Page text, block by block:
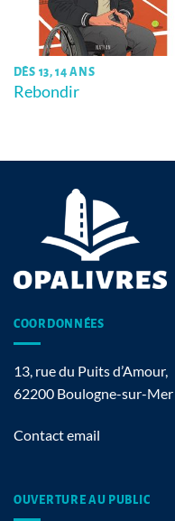
DÈS 13, 14 ANS
Rebondir
COORDONNÉES
13, rue du Puits d’Amour,
62200 Boulogne-sur-Mer
Contact email
OUVERTURE AU PUBLIC